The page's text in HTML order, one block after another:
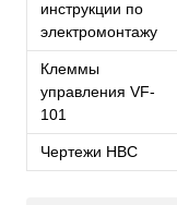
инструкции по
электромонтажу
Клеммы
управления VF-
101
Чертежи HBC